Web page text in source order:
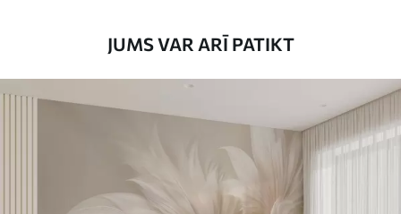
Viengabala lietojums
27.00 /m²
JUMS VAR ARĪ PATIKT